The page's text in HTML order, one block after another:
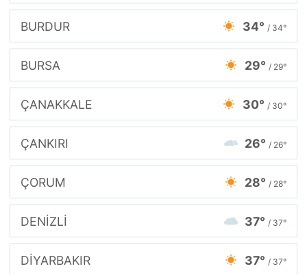
BURDUR 34° / 34°
BURSA 29° / 29°
ÇANAKKALE 30° / 30°
ÇANKIRI 26° / 26°
ÇORUM 28° / 28°
DENİZLİ 37° / 37°
DİYARBAKIR 37° / 37°